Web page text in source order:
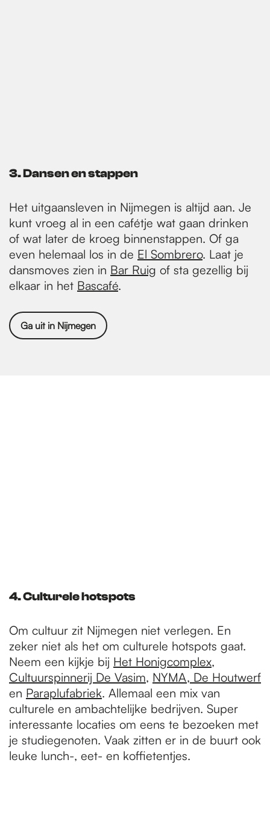
3. Dansen en stappen
Het uitgaansleven in Nijmegen is altijd aan. Je
kunt vroeg al in een cafétje wat gaan drinken
of wat later de kroeg binnenstappen. Of ga
even helemaal los in de El Sombrero. Laat je
dansmoves zien in Bar Ruig of sta gezellig bij
elkaar in het Bascafé.
Ga uit in Nijmegen
4. Culturele hotspots
Om cultuur zit Nijmegen niet verlegen. En
zeker niet als het om culturele hotspots gaat.
Neem een kijkje bij Het Honigcomplex,
Cultuurspinnerij De Vasim, NYMA, De Houtwerf
en Paraplufabriek. Allemaal een mix van
culturele en ambachtelijke bedrijven. Super
interessante locaties om eens te bezoeken met
je studiegenoten. Vaak zitten er in de buurt ook
leuke lunch-, eet- en koffietentjes.